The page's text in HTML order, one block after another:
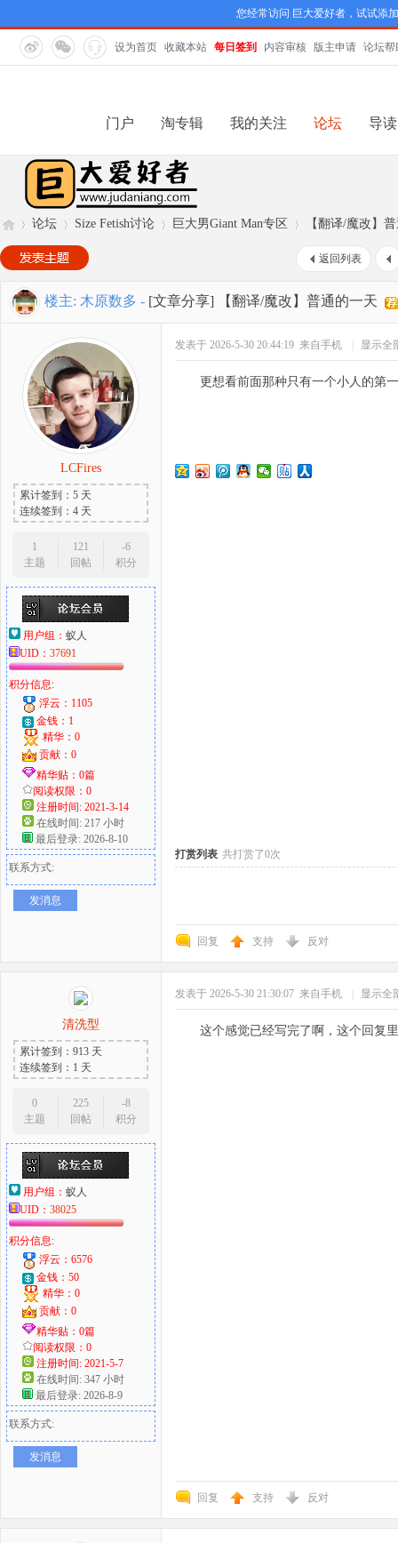
您经常访问 巨大爱好者，试试添
设为首页 收藏本站 每日签到 内容审核 版主申请 论坛帮
门户 淘专辑 我的关注 论坛 导读
巨
爱
好
»
论坛
›
Size Fetish讨论
›
巨大男Giant Man专区
›
【翻译/魔改】
返回列表
楼主: 木原数多 - [文章分享] 【翻译/魔改】普通的一天
LCFires
累计签到：5 天
连续签到：4 天
1
主题
121
回帖
-6
积分
用户组： 蚁人
UID： 37691
积分信息:
浮云：1105
金钱：1
精华：0
贡献：0
精华贴：0篇
阅读权限：0
注册时间: 2021-3-14
在线时间: 217 小时
最后登录: 2026-8-10
联系方式:
发消息
发表于 2026-5-30 20:44:19 来自手机 显示全
更想看前面那种只有一个小人的第
打赏列表 共打赏了0次
回复 支持 反对
清洗型
累计签到：913 天
连续签到：1 天
0
主题
225
回帖
-8
积分
用户组： 蚁人
UID： 38025
积分信息:
浮云：6576
金钱：50
精华：0
贡献：0
精华贴：0篇
阅读权限：0
注册时间: 2021-5-7
在线时间: 347 小时
最后登录: 2026-8-9
联系方式:
发消息
发表于 2026-5-30 21:30:07 来自手机 显示全
这个感觉已经写完了啊，这个回复
回复 支持 反对